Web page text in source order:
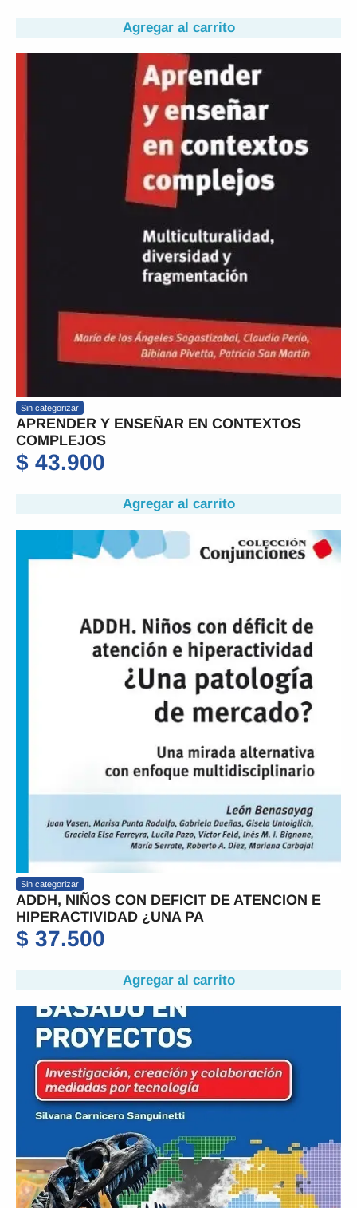
Agregar al carrito
Sin categorizar
APRENDER Y ENSEÑAR EN CONTEXTOS
COMPLEJOS
$ 43.900
Agregar al carrito
Sin categorizar
ADDH, NIÑOS CON DEFICIT DE ATENCION E
HIPERACTIVIDAD ¿UNA PA
$ 37.500
Agregar al carrito